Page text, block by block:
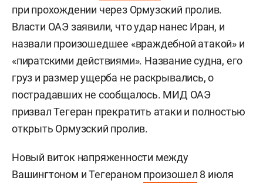
при прохождении через Ормузский пролив.
Власти ОАЭ заявили, что удар нанес Иран, и
назвали произошедшее «враждебной атакой» и
«пиратскими действиями». Название судна, его
груз и размер ущерба не раскрывались, о
пострадавших не сообщалось. МИД ОАЭ
призвал Тегеран прекратить атаки и полностью
открыть Ормузский пролив.
Новый виток напряженности между
Вашингтоном и Тегераном произошел 8 июля